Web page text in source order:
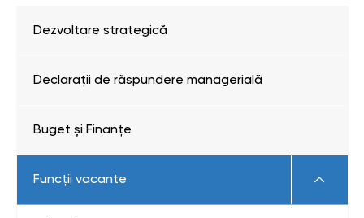
Dezvoltare strategică
Declarații de răspundere managerială
Buget și Finanțe
Funcții vacante